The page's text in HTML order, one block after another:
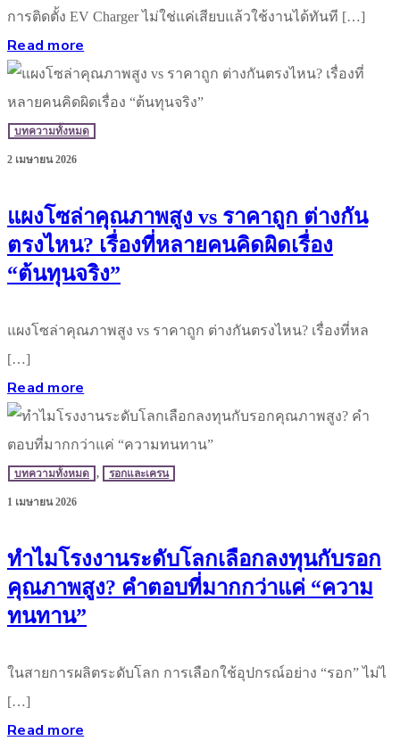
การติดตั้ง EV Charger ไม่ใช่แค่เสียบแล้วใช้งานได้ทันที […]
Read more
บทความทั้งหมด
2 เมษายน 2026
แผงโซล่าคุณภาพสูง vs ราคาถูก ต่างกัน
ตรงไหน? เรื่องที่หลายคนคิดผิดเรื่อง
“ต้นทุนจริง”
แผงโซล่าคุณภาพสูง vs ราคาถูก ต่างกันตรงไหน? เรื่องที่หล
[…]
Read more
บทความทั้งหมด , รอกและเครน
1 เมษายน 2026
ทำไมโรงงานระดับโลกเลือกลงทุนกับรอก
คุณภาพสูง? คำตอบที่มากกว่าแค่ “ความ
ทนทาน”
ในสายการผลิตระดับโลก การเลือกใช้อุปกรณ์อย่าง “รอก” ไม่ไ
[…]
Read more